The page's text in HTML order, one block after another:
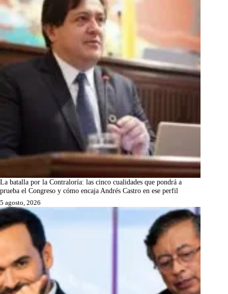
La batalla por la Contraloría: las cinco cualidades que pondrá a
prueba el Congreso y cómo encaja Andrés Castro en ese perfil
5 agosto, 2026